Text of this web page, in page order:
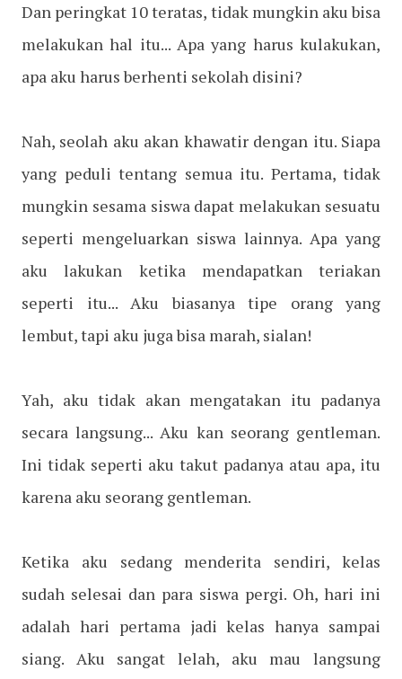
Dan peringkat 10 teratas, tidak mungkin aku bisa
melakukan hal itu... Apa yang harus kulakukan,
apa aku harus berhenti sekolah disini?
Nah, seolah aku akan khawatir dengan itu. Siapa
yang peduli tentang semua itu. Pertama, tidak
mungkin sesama siswa dapat melakukan sesuatu
seperti mengeluarkan siswa lainnya. Apa yang
aku lakukan ketika mendapatkan teriakan
seperti itu... Aku biasanya tipe orang yang
lembut, tapi aku juga bisa marah, sialan!
Yah, aku tidak akan mengatakan itu padanya
secara langsung... Aku kan seorang gentleman.
Ini tidak seperti aku takut padanya atau apa, itu
karena aku seorang gentleman.
Ketika aku sedang menderita sendiri, kelas
sudah selesai dan para siswa pergi. Oh, hari ini
adalah hari pertama jadi kelas hanya sampai
siang. Aku sangat lelah, aku mau langsung